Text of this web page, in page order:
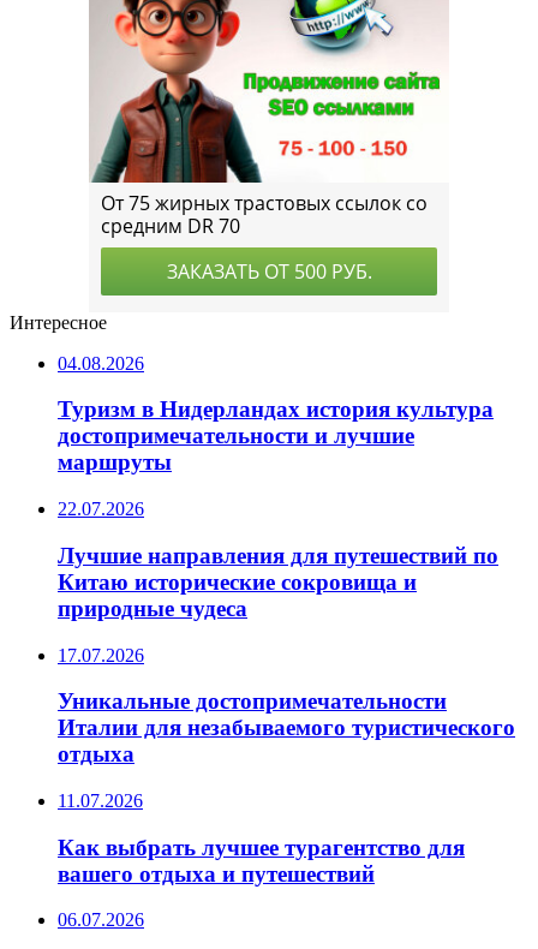
Интересное
04.08.2026
Туризм в Нидерландах история культура
достопримечательности и лучшие
маршруты
22.07.2026
Лучшие направления для путешествий по
Китаю исторические сокровища и
природные чудеса
17.07.2026
Уникальные достопримечательности
Италии для незабываемого туристического
отдыха
11.07.2026
Как выбрать лучшее турагентство для
вашего отдыха и путешествий
06.07.2026